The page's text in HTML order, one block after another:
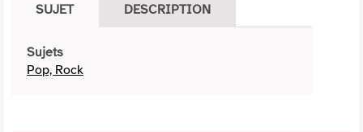
SUJET DESCRIPTION
Sujets
Pop, Rock